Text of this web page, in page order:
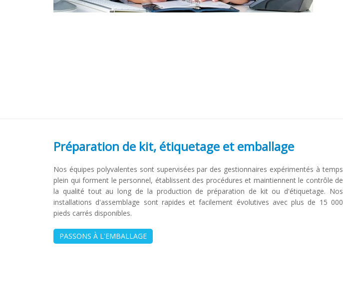
Préparation de kit, étiquetage et emballage
Nos équipes polyvalentes sont supervisées par des gestionnaires expérimentés à temps
plein qui forment le personnel, établissent des procédures et maintiennent le contrôle de
la qualité tout au long de la production de préparation de kit ou d'étiquetage. Nos
installations d'assemblage sont rapides et facilement évolutives avec plus de 15 000
pieds carrés disponibles.
PASSONS À L'EMBALLAGE